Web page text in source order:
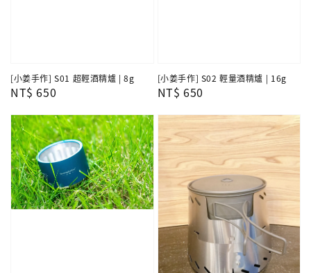
[小姜手作] S01 超輕酒精爐 | 8g
Regular
NT$ 650
[小姜手作] S02 輕量酒精爐 | 16g
Regular
NT$ 650